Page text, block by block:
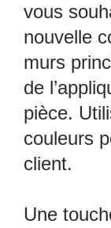
vous
nouvelle
murs
de
pièce.
couleurs
client.
Une